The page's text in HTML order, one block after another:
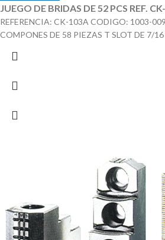
JUEGO DE BRIDAS DE 52 PCS REF.
REFERENCIA: CK-103A CODIGO: 1003-
COMPONES DE 58 PIEZAS T SLOT DE 7/